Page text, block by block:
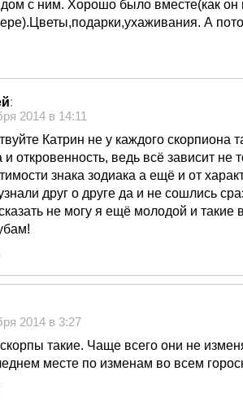
с ним. Хорошо было вместе(как он
А
:
2014 в 14:11
Катрин не у каждого скорпиона
и откровенность, ведь всё зависит не
знака зодиака а ещё и от
друг о друге да и не сошлись
не могу я ещё молодой и
2014 в 3:27
такие. Чаще всего они не
месте по изменам во всем